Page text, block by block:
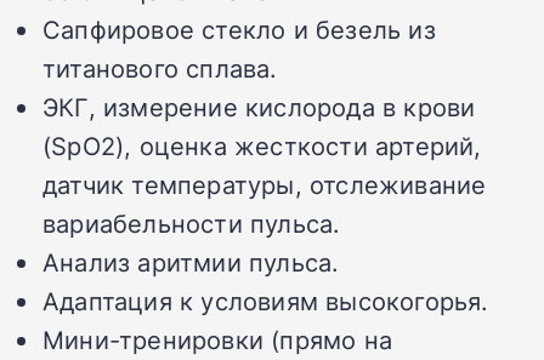
Сапфировое стекло и безель из
титанового сплава.
ЭКГ, измерение кислорода в крови
(SpO2), оценка жесткости артерий,
датчик температуры, отслеживание
вариабельности пульса.
Анализ аритмии пульса.
Адаптация к условиям высокогорья.
Мини-тренировки (прямо на